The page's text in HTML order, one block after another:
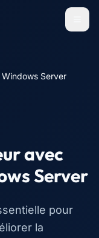
Menu
Server
avec
Server
pour
la